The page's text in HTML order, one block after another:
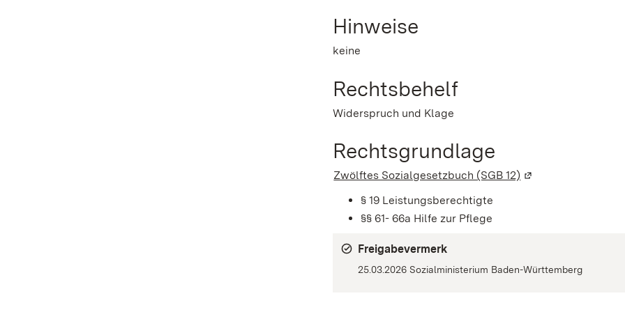
Hinweise
keine
Rechtsbehelf
Widerspruch und Klage
Rechtsgrundlage
Zwölftes Sozialgesetzbuch (SGB 12) (Wird in einem
§ 19 Leistungsberechtigte
§§ 61- 66a Hilfe zur Pflege
Freigabevermerk
25.03.2026 Sozialministerium Baden-Württemberg